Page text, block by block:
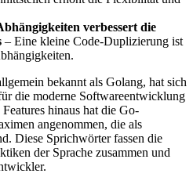
verbessert die
– Eine kleine Code-Duplizierung ist
bekannt als Golang, hat sich
die moderne Softwareentwicklung
hinaus hat die Go-
angenommen, die als
Diese Sprichwörter fassen die
der Sprache zusammen und